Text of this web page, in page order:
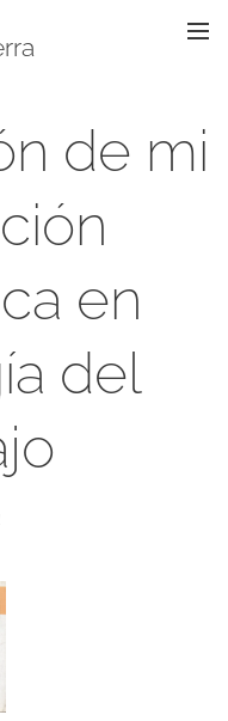
de mi
en
del